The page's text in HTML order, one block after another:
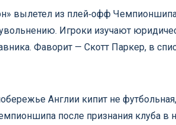
вылетел из плей‑офф
увольнению. Игроки изучают
Фаворит — Скотт Паркер, в
Англии кипит не
после признания клуба в